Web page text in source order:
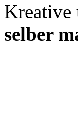
Kreative
selber